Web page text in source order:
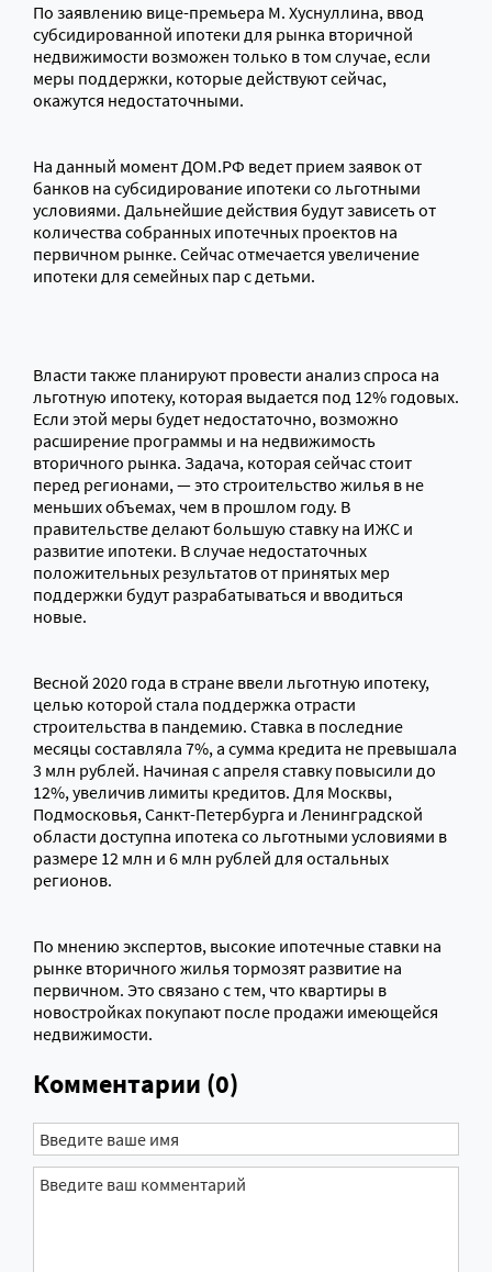
По заявлению вице-премьера М. Хуснуллина, ввод
субсидированной ипотеки для рынка вторичной
недвижимости возможен только в том случае, если
меры поддержки, которые действуют сейчас,
окажутся недостаточными.
На данный момент ДОМ.РФ ведет прием заявок от
банков на субсидирование ипотеки со льготными
условиями. Дальнейшие действия будут зависеть от
количества собранных ипотечных проектов на
первичном рынке. Сейчас отмечается увеличение
ипотеки для семейных пар с детьми.
Власти также планируют провести анализ спроса на
льготную ипотеку, которая выдается под 12% годовых.
Если этой меры будет недостаточно, возможно
расширение программы и на недвижимость
вторичного рынка. Задача, которая сейчас стоит
перед регионами, — это строительство жилья в не
меньших объемах, чем в прошлом году. В
правительстве делают большую ставку на ИЖС и
развитие ипотеки. В случае недостаточных
положительных результатов от принятых мер
поддержки будут разрабатываться и вводиться
новые.
Весной 2020 года в стране ввели льготную ипотеку,
целью которой стала поддержка отрасти
строительства в пандемию. Ставка в последние
месяцы составляла 7%, а сумма кредита не превышала
3 млн рублей. Начиная с апреля ставку повысили до
12%, увеличив лимиты кредитов. Для Москвы,
Подмосковья, Санкт-Петербурга и Ленинградской
области доступна ипотека со льготными условиями в
размере 12 млн и 6 млн рублей для остальных
регионов.
По мнению экспертов, высокие ипотечные ставки на
рынке вторичного жилья тормозят развитие на
первичном. Это связано с тем, что квартиры в
новостройках покупают после продажи имеющейся
недвижимости.
Комментарии (0)